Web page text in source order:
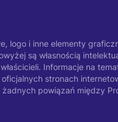
logo i inne elementy
są własnością
Informacje na
stronach
powiązań między